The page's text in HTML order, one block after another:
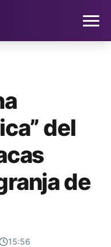
del
de
15:56